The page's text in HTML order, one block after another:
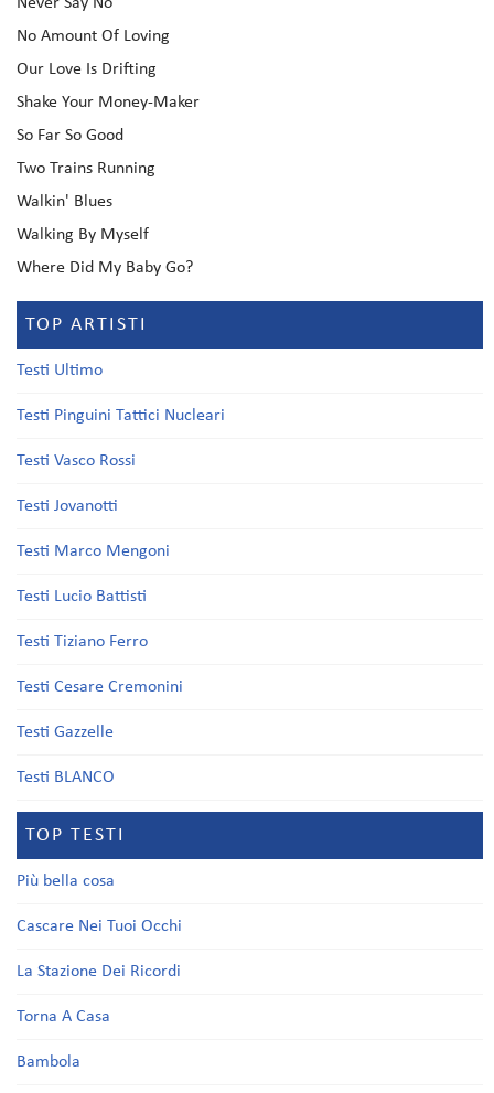
No Amount Of Loving
Our Love Is Drifting
Shake Your Money-Maker
So Far So Good
Two Trains Running
Walkin' Blues
Walking By Myself
Where Did My Baby Go?
TOP ARTISTI
Testi Ultimo
Testi Pinguini Tattici Nucleari
Testi Vasco Rossi
Testi Jovanotti
Testi Marco Mengoni
Testi Lucio Battisti
Testi Tiziano Ferro
Testi Cesare Cremonini
Testi Gazzelle
Testi BLANCO
TOP TESTI
Più bella cosa
Cascare Nei Tuoi Occhi
La Stazione Dei Ricordi
Torna A Casa
Bambola